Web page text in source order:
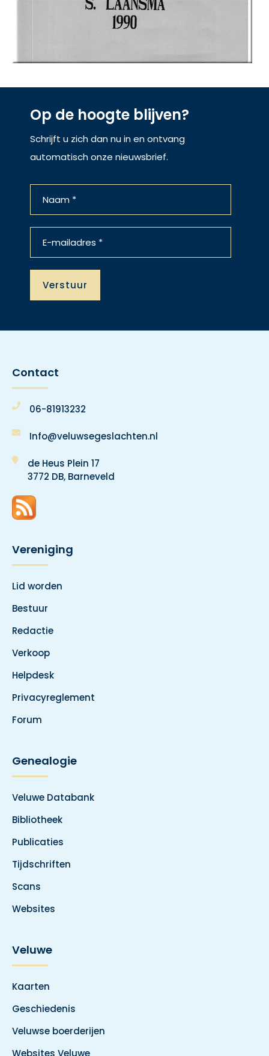
Op de hoogte blijven?
Schrijft u zich dan nu in en ontvang
automatisch onze nieuwsbrief.
Contact
06-81913232
Info@veluwsegeslachten.nl
de Heus Plein 17
3772 DB, Barneveld
Vereniging
Lid worden
Bestuur
Redactie
Verkoop
Helpdesk
Privacyreglement
Forum
Genealogie
Veluwe Databank
Bibliotheek
Publicaties
Tijdschriften
Scans
Websites
Veluwe
Kaarten
Geschiedenis
Veluwse boerderijen
Websites Veluwe